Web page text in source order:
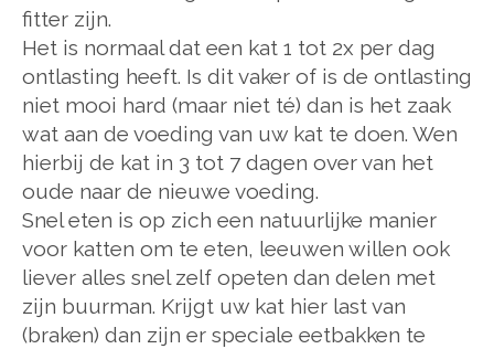
fitter zijn.
Het is normaal dat een kat 1 tot 2x per dag
ontlasting heeft. Is dit vaker of is de ontlasting
niet mooi hard (maar niet té) dan is het zaak
wat aan de voeding van uw kat te doen. Wen
hierbij de kat in 3 tot 7 dagen over van het
oude naar de nieuwe voeding.
Snel eten is op zich een natuurlijke manier
voor katten om te eten, leeuwen willen ook
liever alles snel zelf opeten dan delen met
zijn buurman. Krijgt uw kat hier last van
(braken) dan zijn er speciale eetbakken te